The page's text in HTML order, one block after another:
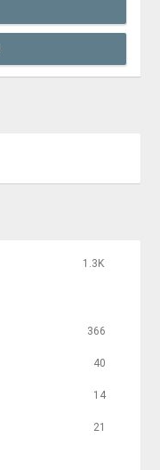
1.3K
366
40
14
21